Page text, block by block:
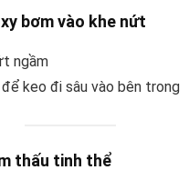
bơm vào khe nứt
ngầm
keo đi sâu vào bên trong
thấu tinh thể